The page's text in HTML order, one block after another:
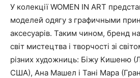
У колекції WOMEN IN ART
моделей одягу з графичными
аксесуарів. Таким чином, бренд
світ мистецтва і творчості зі
різних художниць: Біжу Кишеню
США), Ана Машел і Тані Мара